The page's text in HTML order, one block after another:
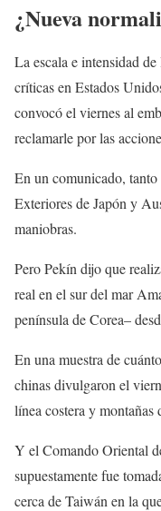
¿Nueva
La escala e intensidad
críticas en Estados
convocó el viernes al
reclamarle por las
En un comunicado,
Exteriores de Japón y
maniobras.
Pero Pekín dijo que
real en el sur del mar
península de Corea–
En una muestra de
chinas divulgaron el
línea costera y montañas
Y el Comando Oriental
supuestamente fue
cerca de Taiwán en la